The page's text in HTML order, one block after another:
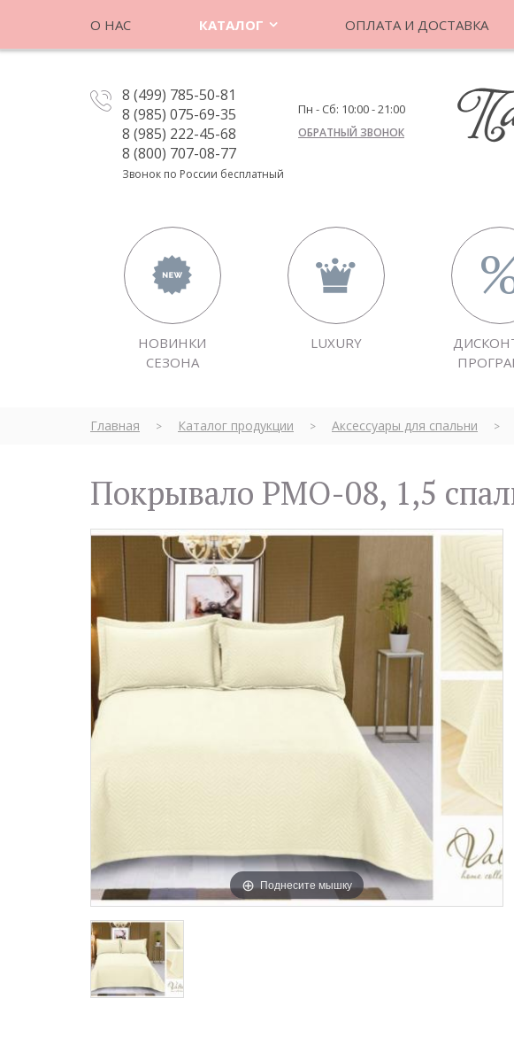
О НАС КАТАЛОГ ОПЛАТА И ДОСТАВКА
8 (499) 785-50-81
8 (985) 075-69-35
8 (985) 222-45-68
8 (800) 707-08-77
Звонок по России бесплатный
Пн - Сб: 10:00 - 21:00
ОБРАТНЫЙ ЗВОНОК
НОВИНКИ
СЕЗОНА
LUXURY
Главная > Каталог продукции > Аксессуары для спальни >
Покрывало PMO-08, 1,5
Поднесите мышку